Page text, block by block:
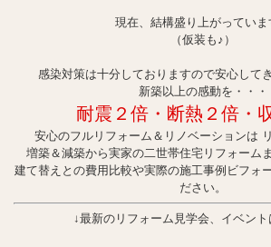
現在、結構盛り上がっていま
（仮装も♪）
感染対策は十分しておりますので安心して
新築以上の感動を・・・
耐震２倍・断熱２倍・
安心のフルリフォーム＆リノベーションは
増築＆減築から実家の二世帯住宅リフォーム
建て替えとの費用比較や実際の施工事例ビフォ
ださい。
↓最新のリフォーム見学会、イベント